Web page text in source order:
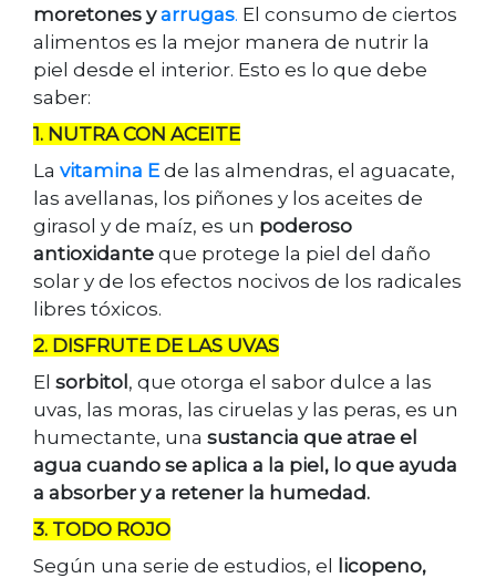
moretones yarrugas. El consumo de ciertos
alimentos es la mejor manera de nutrir la
piel desde el interior. Esto es lo que debe
saber:
1. NUTRA CON ACEITE
La vitamina E de las almendras, el aguacate,
las avellanas, los piñones y los aceites de
girasol y de maíz, es un poderoso
antioxidante que protege la piel del daño
solar y de los efectos nocivos de los radicales
libres tóxicos.
2. DISFRUTE DE LAS UVAS
El sorbitol, que otorga el sabor dulce a las
uvas, las moras, las ciruelas y las peras, es un
humectante, una sustancia que atrae el
agua cuando se aplica a la piel, lo que ayuda
a absorber y a retener la humedad.
3. TODO ROJO
Según una serie de estudios, el licopeno,